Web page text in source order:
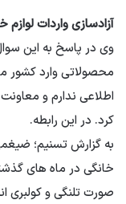
آزادسازی واردات لوازم
وی در پاسخ به این
محصولاتی وارد کشور
اطلاعی ندارم و
کرد. در این رابطه.
به گزارش تسنیم؛
خانگی در ماه های
صورت تلنگی و کولبری